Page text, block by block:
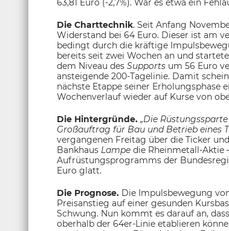
63,81 Euro (-2,7%). War es etwa ein
Die Charttechnik. Seit Anfang
Widerstand bei 64 Euro. Dieser ist am
bedingt durch die kräftige
bereits seit zwei Wochen an und
dem Niveau des Supports um 56 Euro
ansteigende 200-Tagelinie. Damit
nächste Etappe seiner Erholungsphase
Wochenverlauf wieder auf Kurse von
Die Hintergründe. „Die
Großauftrag für Bau und Betrieb eines
vergangenen Freitag über die Ticker
Bankhaus Lampe die Rheinmetall-Aktie
Aufrüstungsprogramms der
Euro glatt.
Die Prognose. Die Impulsbewegung
Preisanstieg auf einer gesunden
Schwung. Nun kommt es darauf an,
oberhalb der 64er-Linie etablieren